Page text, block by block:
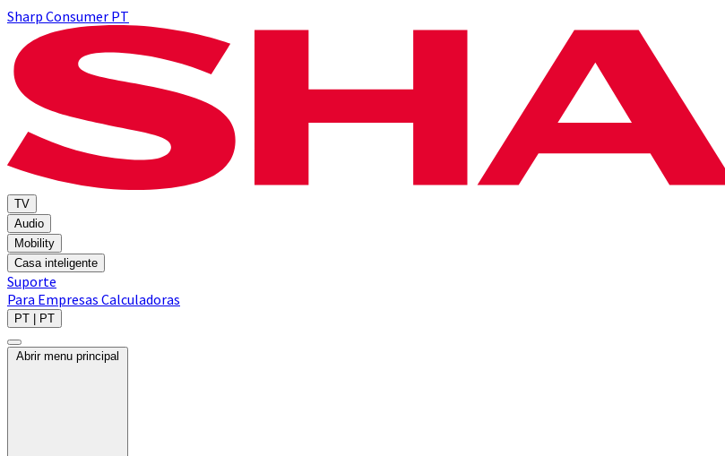
Sharp Consumer PT
TV
Audio
Mobility
Casa inteligente
Suporte
Para Empresas Calculadoras
PT | PT
Abrir menu principal